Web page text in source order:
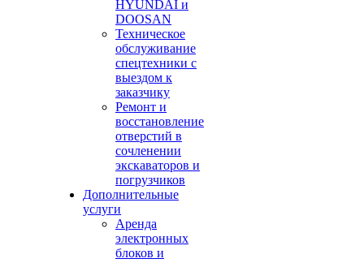
HYUNDAI и
DOOSAN
Техническое
обслуживание
спецтехники с
выездом к
заказчику
Ремонт и
восстановление
отверстий в
сочленении
экскаваторов и
погрузчиков
Дополнительные
услуги
Аренда
электронных
блоков и